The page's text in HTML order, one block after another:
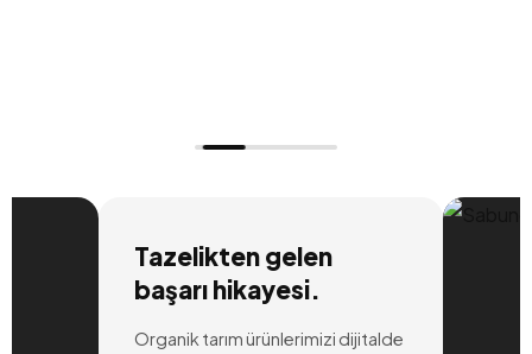
Tazelikten gelen
başarı hikayesi.
Organik tarım ürünlerimizi dijitalde